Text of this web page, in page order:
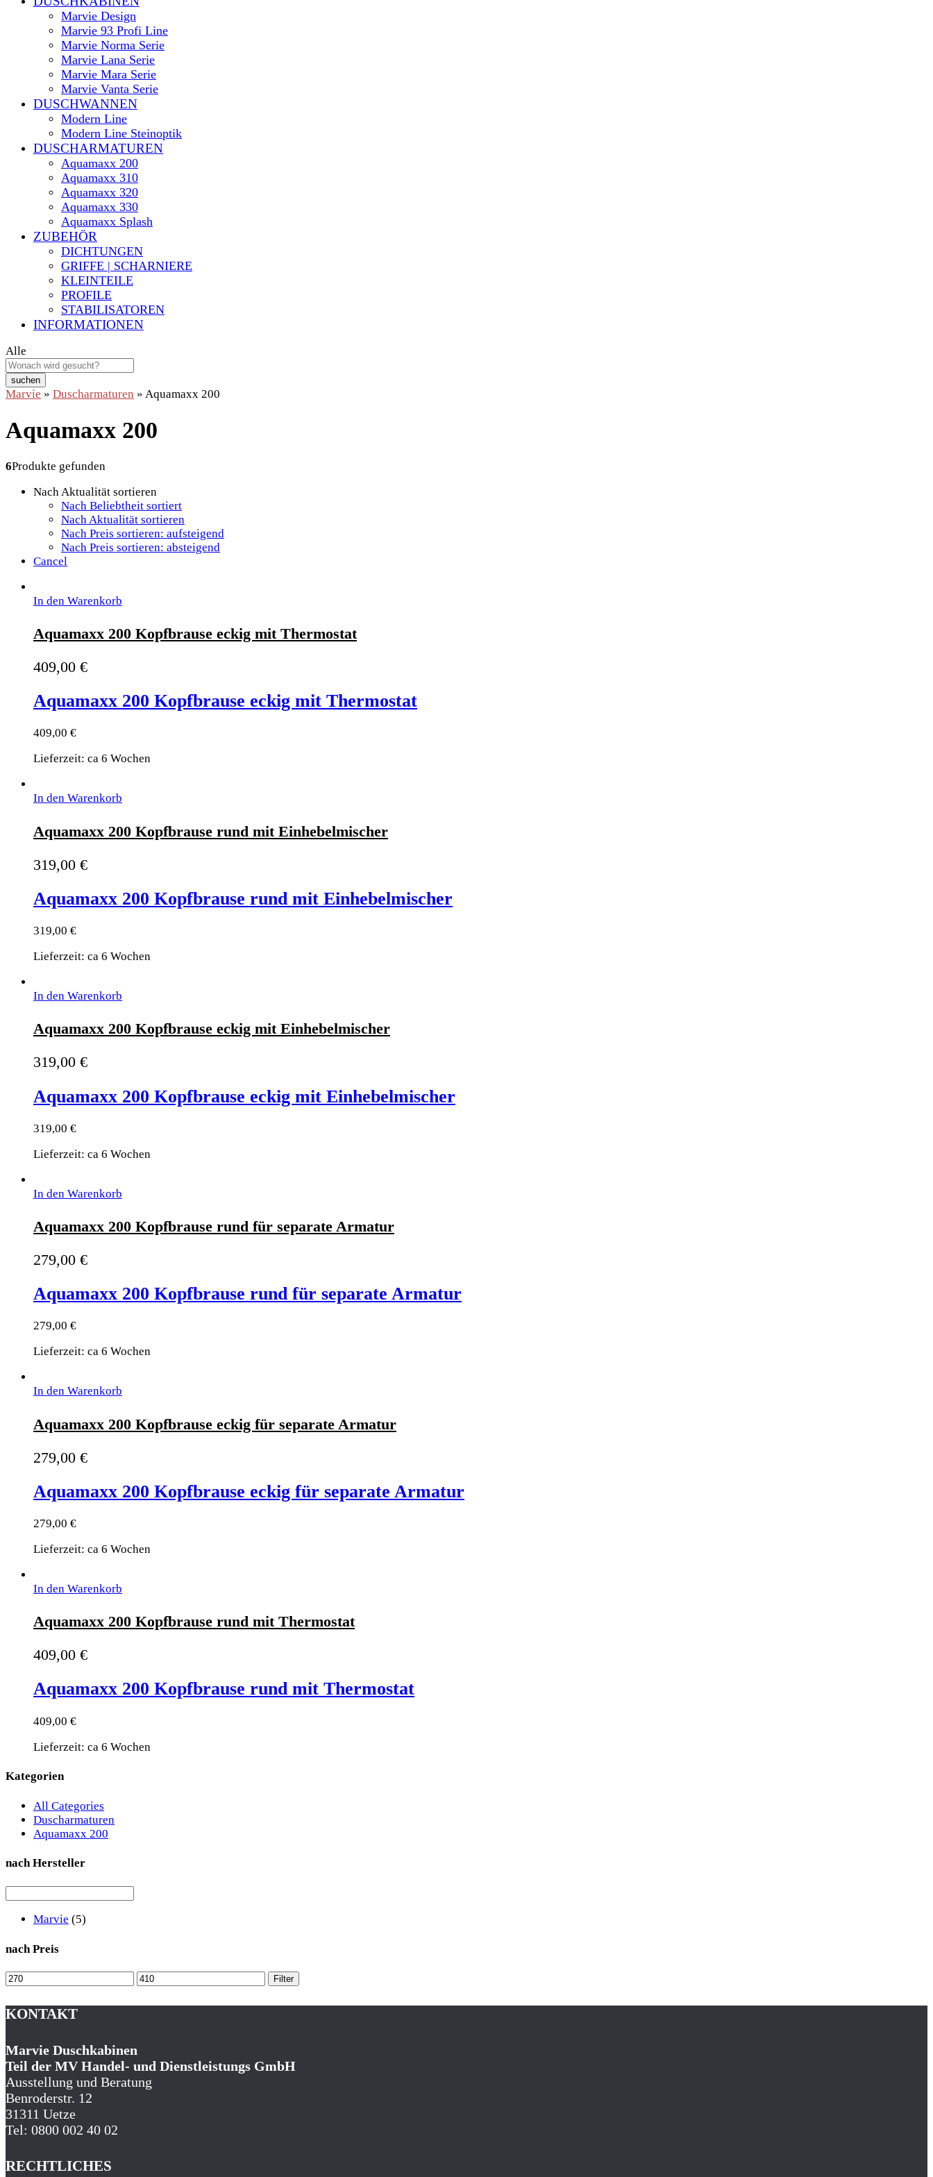
Marvie Design
Marvie 93 Profi Line
Marvie Norma Serie
Marvie Lana Serie
Marvie Mara Serie
Marvie Vanta Serie
DUSCHWANNEN
Modern Line
Modern Line Steinoptik
DUSCHARMATUREN
Aquamaxx 200
Aquamaxx 310
Aquamaxx 320
Aquamaxx 330
Aquamaxx Splash
ZUBEHÖR
DICHTUNGEN
GRIFFE | SCHARNIERE
KLEINTEILE
PROFILE
STABILISATOREN
INFORMATIONEN
Alle
suchen
Marvie » Duscharmaturen » Aquamaxx 200
Aquamaxx 200
6Produkte gefunden
Nach Aktualität sortieren
Nach Beliebtheit sortiert
Nach Aktualität sortieren
Nach Preis sortieren: aufsteigend
Nach Preis sortieren: absteigend
Cancel
In den Warenkorb
Aquamaxx 200 Kopfbrause eckig mit Thermostat
409,00 €
Aquamaxx 200 Kopfbrause eckig mit Thermostat
409,00 €
Lieferzeit: ca 6 Wochen
In den Warenkorb
Aquamaxx 200 Kopfbrause rund mit Einhebelmischer
319,00 €
Aquamaxx 200 Kopfbrause rund mit Einhebelmischer
319,00 €
Lieferzeit: ca 6 Wochen
In den Warenkorb
Aquamaxx 200 Kopfbrause eckig mit Einhebelmischer
319,00 €
Aquamaxx 200 Kopfbrause eckig mit Einhebelmischer
319,00 €
Lieferzeit: ca 6 Wochen
In den Warenkorb
Aquamaxx 200 Kopfbrause rund für separate Armatur
279,00 €
Aquamaxx 200 Kopfbrause rund für separate Armatur
279,00 €
Lieferzeit: ca 6 Wochen
In den Warenkorb
Aquamaxx 200 Kopfbrause eckig für separate Armatur
279,00 €
Aquamaxx 200 Kopfbrause eckig für separate Armatur
279,00 €
Lieferzeit: ca 6 Wochen
In den Warenkorb
Aquamaxx 200 Kopfbrause rund mit Thermostat
409,00 €
Aquamaxx 200 Kopfbrause rund mit Thermostat
409,00 €
Lieferzeit: ca 6 Wochen
Kategorien
All Categories
Duscharmaturen
Aquamaxx 200
nach Hersteller
Marvie (5)
nach Preis
Min.
Max.
Filter
KONTAKT
Marvie Duschkabinen
Teil der MV Handel- und Dienstleistungs GmbH
Ausstellung und Beratung
Benroderstr. 12
31311 Uetze
Tel: 0800 002 40 02
RECHTLICHES